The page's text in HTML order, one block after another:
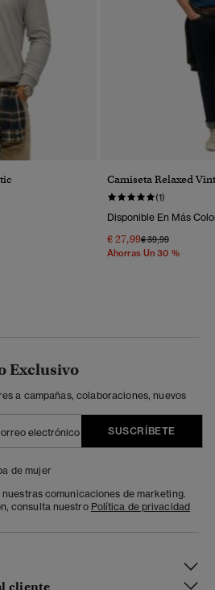
Camiseta Relaxed
(1)
Disponible En Más
€ 27,99Precio Rebajado
€ 39,99A
Ahorras Un 30 %
Exclusivo
a campañas, colaboraciones, nuevos
SUSCRÍBETE
de mujer
comunicaciones de marketing.
consulta nuestro Política de privacidad
cliente